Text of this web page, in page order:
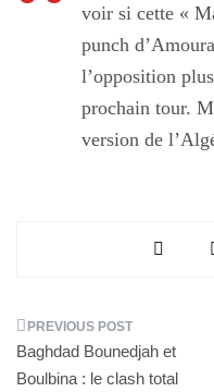
voir si cette «
punch
l’opposition
prochain tour.
version de
Navigation
de
Baghdad Bounedjah et
Boulbina : le clash total